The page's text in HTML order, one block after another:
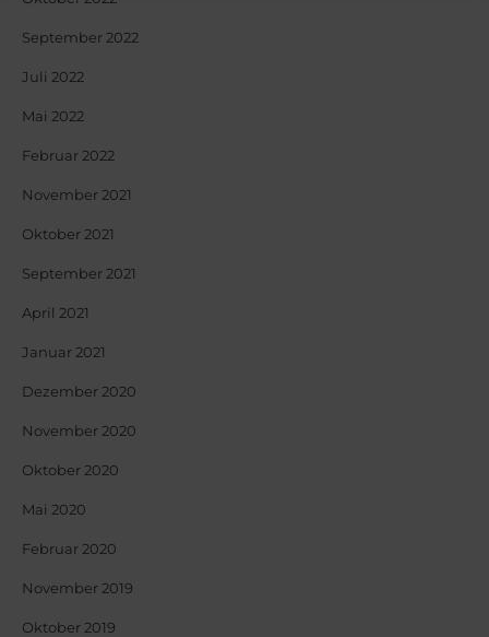
September 2022
Juli 2022
Mai 2022
Februar 2022
November 2021
Oktober 2021
September 2021
April 2021
Januar 2021
Dezember 2020
November 2020
Oktober 2020
Mai 2020
Februar 2020
November 2019
Oktober 2019